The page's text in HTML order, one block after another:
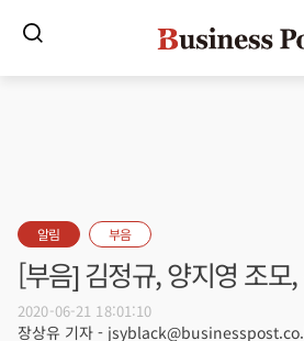
알림 부음
[부음] 김정규, 양지영 조모
2020-06-21 18:01:10
장상유 기자 -